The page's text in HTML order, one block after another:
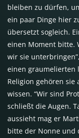
bleiben zu dürfen,
ein paar Dinge hier
übersetzt sogleich.
einen Moment bitte.
wir sie
einen graumelierten
Religion gehören sie
wissen. “Wir sind
schließt die Augen.
aussieht mag er
bitte der Nonne und